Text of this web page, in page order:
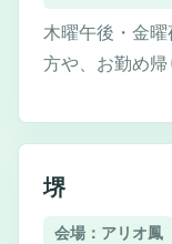
木曜午後・金
方や、お勤め帰
堺
会場：アリオ鳳